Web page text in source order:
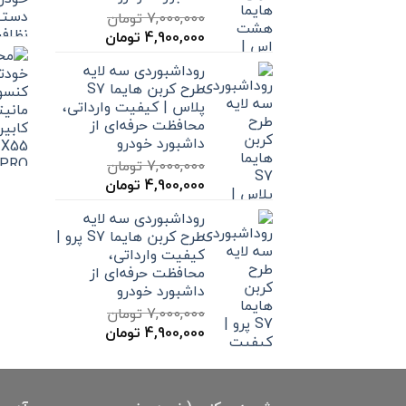
7,000,000تومان
قیمت
7,000,000 تومان
بود.
4,900,000 تومان
4,900,000 تومان
است.
روداشبوردی سه‌ لایه
طرح کربن هایما S7
پلاس | کیفیت وارداتی،
محافظت حرفه‌ای از
داشبورد خودرو
7,000,000تومان
قیمت
7,000,000 تومان
بود.
4,900,000 تومان
است.
روداشبوردی سه‌ لایه
طرح کربن هایما S7 پرو |
کیفیت وارداتی،
محافظت حرفه‌ای از
داشبورد خودرو
7,000,000تومان
قیمت
7,000,000 تومان
4,900,000 تومان
4,900,000 تومان